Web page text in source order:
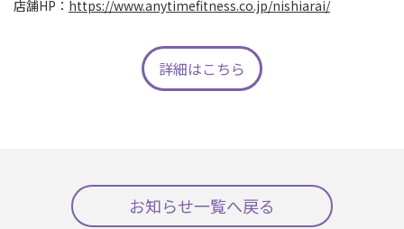
店舗HP： https://www.anytimefitness.co.jp/nishiarai/
詳細はこちら
お知らせ一覧へ戻る